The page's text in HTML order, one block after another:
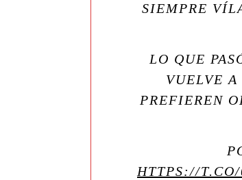
SIEMPRE
LO QUE
VUELVE A
PREFIEREN
HTTPS://